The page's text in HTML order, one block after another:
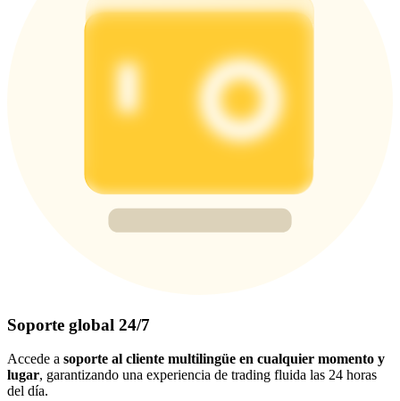
Soporte global 24/7
Accede a soporte al cliente multilingüe en cualquier momento y
lugar, garantizando una experiencia de trading fluida las 24 horas
del día.